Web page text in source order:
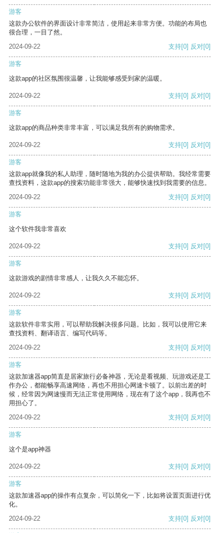
游客
这款办公软件的界面设计非常简洁，使用起来非常方便。功能的布局也
很合理，一目了然。
2024-09-22
支持[0] 反对[0]
游客
这款app的社区氛围很温馨，让我能够感受到家的温暖。
2024-09-22 支持[0] 反对[0]
游客
这款app的商品种类非常丰富，可以满足我所有的购物需求。
2024-09-22 支持[0] 反对[0]
游客
这款app就像我的私人助理，随时随地为我的办公提供帮助。我经常需要
查找资料，这款app的搜索功能非常强大，能够快速找到我需要的信息。
2024-09-22
支持[0] 反对[0]
游客
这个软件我非常喜欢
2024-09-22 支持[0] 反对[0]
游客
这款游戏的剧情非常感人，让我久久不能忘怀。
2024-09-22 支持[0] 反对[0]
游客
这款软件非常实用，可以帮助我解决很多问题。比如，我可以使用它来
查找资料、翻译语言、编写代码等。
2024-09-22
支持[0] 反对[0]
游客
这款加速器app简直是居家旅行必备神器，无论是看视频、玩游戏还是工
作办公，都能畅享高速网络，再也不用担心网速卡顿了。以前出差的时
候，经常因为网速慢而无法正常使用网络，现在有了这个app，我再也不
用担心了。
2024-09-22
支持[0] 反对[0]
游客
这个是app神器
2024-09-22 支持[0] 反对[0]
游客
这款加速器app的操作有点复杂，可以简化一下，比如将设置页面进行优
化。
2024-09-22
支持[0] 反对[0]